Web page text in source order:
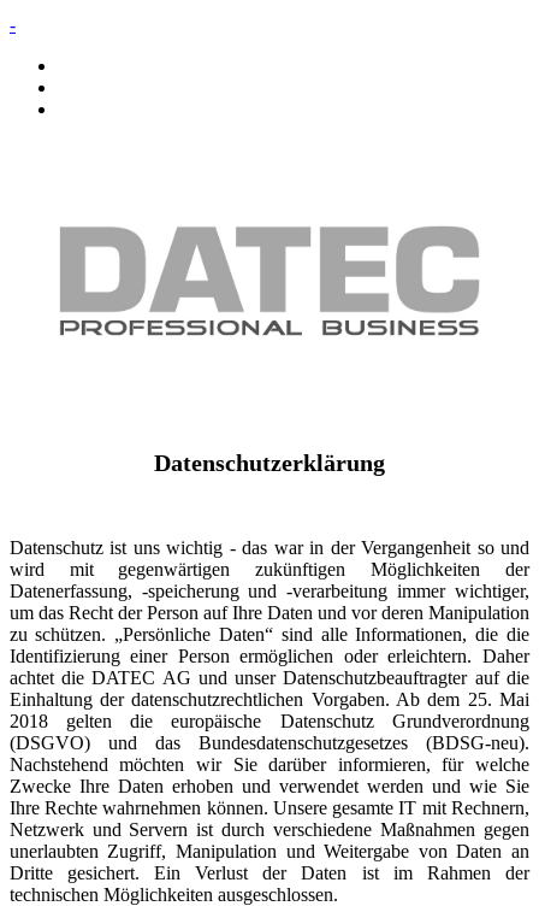
-
Datenschutzerklärung
Datenschutz ist uns wichtig - das war in der Vergangenheit so und
wird mit gegenwärtigen zukünftigen Möglichkeiten der
Datenerfassung, -speicherung und -verarbeitung immer wichtiger,
um das Recht der Person auf Ihre Daten und vor deren Manipulation
zu schützen. „Persönliche Daten“ sind alle Informationen, die die
Identifizierung einer Person ermöglichen oder erleichtern. Daher
achtet die DATEC AG und unser Datenschutzbeauftragter auf die
Einhaltung der datenschutzrechtlichen Vorgaben. Ab dem 25. Mai
2018 gelten die europäische Datenschutz Grundverordnung
(DSGVO) und das Bundesdatenschutzgesetzes (BDSG-neu).
Nachstehend möchten wir Sie darüber informieren, für welche
Zwecke Ihre Daten erhoben und verwendet werden und wie Sie
Ihre Rechte wahrnehmen können. Unsere gesamte IT mit Rechnern,
Netzwerk und Servern ist durch verschiedene Maßnahmen gegen
unerlaubten Zugriff, Manipulation und Weitergabe von Daten an
Dritte gesichert. Ein Verlust der Daten ist im Rahmen der
technischen Möglichkeiten ausgeschlossen.